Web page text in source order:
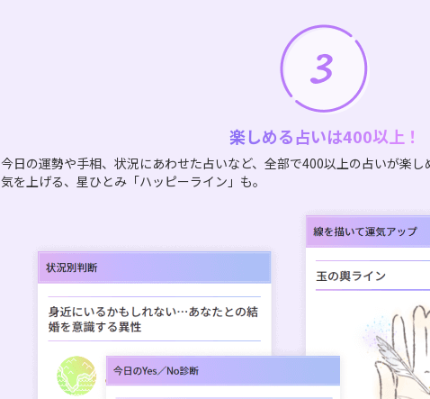
楽しめる占いは400以上！
今日の運勢や手相、状況にあわせた占いなど、全部で400以上の占いが楽
気を上げる、星ひとみ「ハッピーライン」も。